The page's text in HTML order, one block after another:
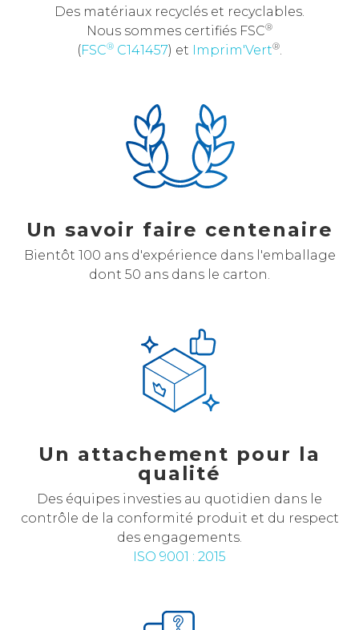
Des matériaux recyclés et recyclables.
Nous sommes certifiés FSC®
(FSC® C141457) et Imprim'Vert®.
Un savoir faire centenaire
Bientôt 100 ans d'expérience dans l'emballage
dont 50 ans dans le carton.
Un attachement pour la
qualité
Des équipes investies au quotidien dans le
contrôle de la conformité produit et du respect
des engagements.
ISO 9001 : 2015